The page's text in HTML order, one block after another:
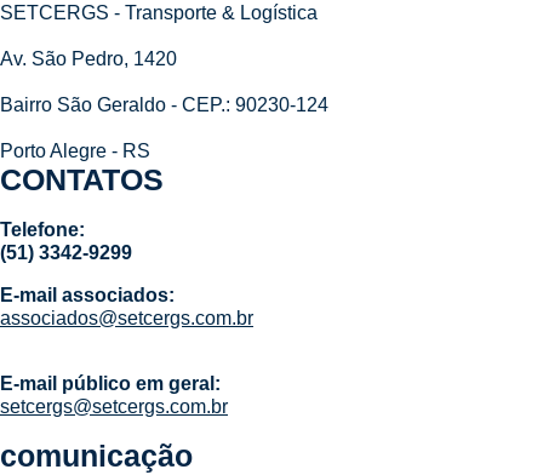
SETCERGS - Transporte & Logística
Av. São Pedro, 1420
Bairro São Geraldo - CEP.: 90230-124
Porto Alegre - RS
CONTATOS
Telefone:
(51) 3342-9299
E-mail associados:
associados@setcergs.com.br
E-mail público em geral:
setcergs@setcergs.com.br
comunicação